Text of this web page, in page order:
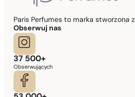
Paris Perfumes to marka stworzona
Obserwuj nas
37 500+
Obserwujących